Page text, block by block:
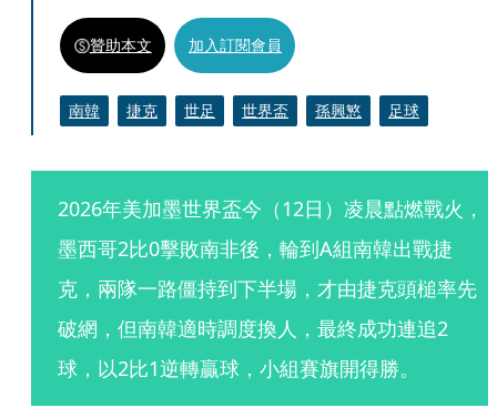
贊助本文 加入訂閱會員
南韓 捷克 世足 世界盃 孫興慜 足球
2026年美加墨世界盃今（12日）凌晨點燃戰火，
墨西哥2比0擊敗南非後，輪到A組南韓出戰捷
克，兩隊一路僵持到下半場，才由捷克頭槌率先
破網，但南韓適時調度換人，最終成功連追2
球，以2比1逆轉贏球，小組賽旗開得勝。